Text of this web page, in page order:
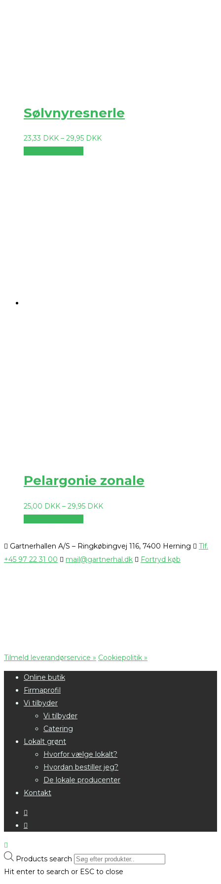
Sølvnyresnerle
23,33 DKK – 29,95 DKK
Pelargonie zonale
25,00 DKK – 29,95 DKK
Gartnerhallen A/S – Ringkøbingvej 116, 7400 Herning
Tlf.
+45 97 22 31 00
mail@gartnerhal.dk Fortryd køb
Tilmeld leverandørservice » Cookiepolitik »
Online butik
Firmaprofil
Vi tilbyder
Vi tilbyder
Catering
Lokalt grønt
Hvorfor vælge lokalt?
Hvordan bestiller jeg?
De lokale producenter
Kontakt
Products search
Hit enter to search or ESC to close